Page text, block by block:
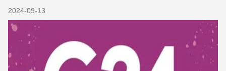
2024-09-13